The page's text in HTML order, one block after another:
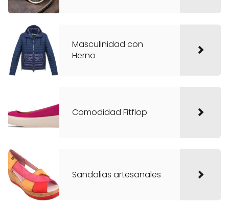
Masculinidad con
Herno
Comodidad Fitflop
Sandalias artesanales